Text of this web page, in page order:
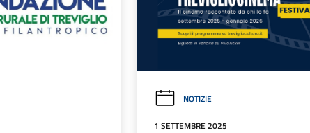
NOTIZIE
1 SETTEMBRE 2025